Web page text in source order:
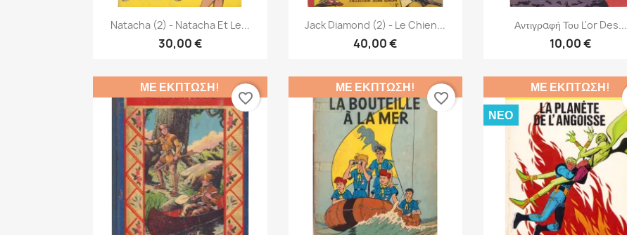
Γρήγορη προβολή
Natacha (2) - Natacha Et Le...
30,00 €
Γρήγορη προβολή
Jack Diamond (2) - Le Chien...
40,00 €
Γρήγορη προβολή
Αντιγραφή Του L'or Des...
10,00 €
ΜΕ ΈΚΠΤΩΣΗ!
favorite_border
ΜΕ ΈΚΠΤΩΣΗ!
favorite_border
ΜΕ ΈΚΠΤΩΣΗ!
ΝΈΟ